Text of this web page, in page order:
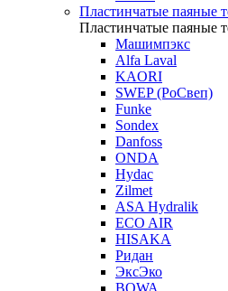
Пластинчатые паяные
Пластинчатые паяные
Машимпэкс
Alfa Laval
KAORI
SWEP (РоСвеп)
Funke
Sondex
Danfoss
ONDA
Hydac
Zilmet
ASA Hydralik
ECO AIR
HISAKA
Ридан
ЭксЭко
BOWA